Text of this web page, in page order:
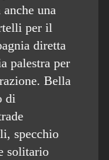
una
per il
diretta
palestra per
Bella
di
specchio
solitario